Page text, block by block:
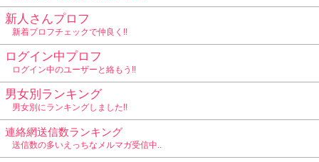
新人さんプロフ
新着プロフチェックで仲良く!!
ログイン中プロフ
ログイン中のユーザーと絡もう!!
男女別ランキング
男女別にランキングしました!!
連絡網送信数ランキング
送信数の多いえっちなメルマガ受信中..